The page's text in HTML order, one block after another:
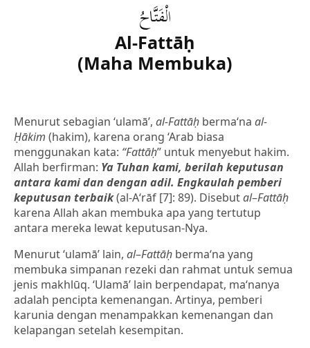
الْفَتَّاحُ
Al-Fattāḥ
(Maha Membuka)
Menurut sebagian ‘ulamā’, al-Fattāḥ berma‘na al-
Ḥākim (hakim), karena orang ‘Arab biasa
menggunakan kata: “Fattāḥ” untuk menyebut hakim.
Allah berfirman: Ya Tuhan kami, berilah keputusan
antara kami dan dengan adil. Engkaulah pemberi
keputusan terbaik(al-A‘rāf [7]: 89). Disebutal–Fattāḥ
karena Allah akan membuka apa yang tertutup
antara mereka lewat keputusan-Nya.
Menurut ‘ulamā’ lain, al–Fattāḥ berma‘na yang
membuka simpanan rezeki dan rahmat untuk semua
jenis makhlūq. ‘Ulamā’ lain berpendapat, ma‘nanya
adalah pencipta kemenangan. Artinya, pemberi
karunia dengan menampakkan kemenangan dan
kelapangan setelah kesempitan.